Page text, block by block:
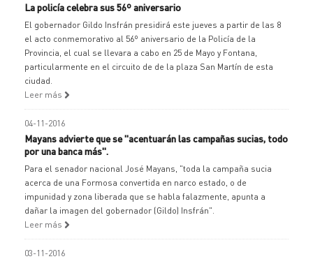
La policía celebra sus 56º aniversario
El gobernador Gildo Insfrán presidirá este jueves a partir de las 8
el acto conmemorativo al 56º aniversario de la Policía de la
Provincia, el cual se llevara a cabo en 25 de Mayo y Fontana,
particularmente en el circuito de de la plaza San Martín de esta
ciudad.
Leer más
04-11-2016
Mayans advierte que se "acentuarán las campañas sucias, todo
por una banca más".
Para el senador nacional José Mayans, "toda la campaña sucia
acerca de una Formosa convertida en narco estado, o de
impunidad y zona liberada que se habla falazmente, apunta a
dañar la imagen del gobernador (Gildo) Insfrán".
Leer más
03-11-2016